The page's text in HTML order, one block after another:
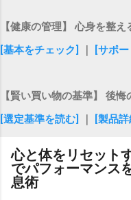
【健康の管理】 心身を整え
[基本をチェック]
[サポ
【賢い買い物の基準】 後
[選定基準を読む]
[製品
心と体をリセット
でパフォーマンス
息術